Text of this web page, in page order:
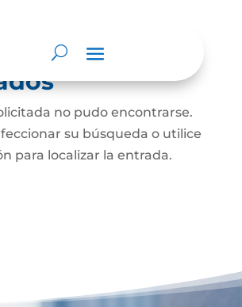
no pudo encontrarse.
su búsqueda o utilice
para localizar la entrada.